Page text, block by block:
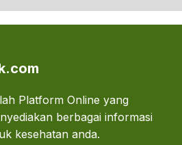
Platform Online yang
berbagai informasi
kesehatan anda.